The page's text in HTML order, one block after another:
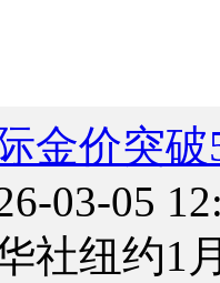
金价突
03-05
社纽约1